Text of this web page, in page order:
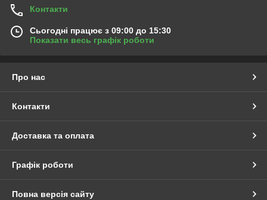
Контакти
Сьогодні працює з 09:00 до 15:30
Показати весь графік роботи
Про нас
Контакти
Доставка та оплата
Графік роботи
Повна версія сайту